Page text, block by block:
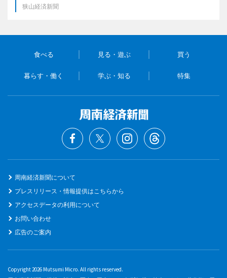
狭山経済新聞
食べる 見る・遊ぶ 買う
暮らす・働く 学ぶ・知る 特集
周南経済新聞について
プレスリリース・情報提供はこちらから
アクセスデータの利用について
お問い合わせ
広告のご案内
Copyright 2026 Mutsumi Micro. All rights reserved.